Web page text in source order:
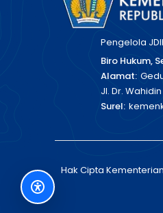
Pengelola
Biro Hukum,
Alamat:
Jl. Dr.
Surel:
Hak Cipta